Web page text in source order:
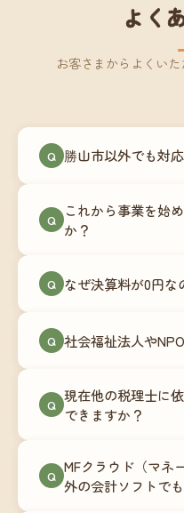
よく
お客さまからよくいた
Q 勝山市以外でも対
やチャットツール
りが中心ですので
業者さまにご利用
Q
これから事業を始
か？
180,000円〜）を
談にも対応してい
Q なぜ決算料が0円な
次で進めています
リプション型の料
コストが事前にわ
Q 社会福祉法人や
は営利法人とは会
め、別途お見積り
Q 現在他の税理士に
できますか？
ます。前任の税理
簿データの移行も
Q MFクラウド（マネ
外の会計ソフトで